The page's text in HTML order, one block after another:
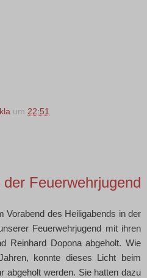
um 22:51
Feuerwehrjugend
Vorabend des Heiligabends in der
Feuerwehrjugend mit ihren
Reinhard Dopona abgeholt. Wie
konnte dieses Licht beim
abgeholt werden. Sie hatten dazu